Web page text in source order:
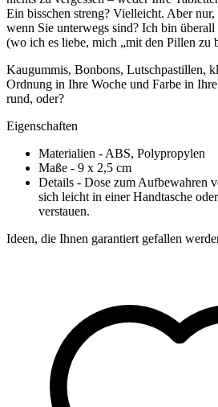
Ein bisschen streng? Vielleicht. Aber
wenn Sie unterwegs sind? Ich bin überall
(wo ich es liebe, mich „mit den Pillen zu
Kaugummis, Bonbons, Lutschpastillen,
Ordnung in Ihre Woche und Farbe in
rund, oder?
Eigenschaften
Materialien - ABS, Polypropylen
Maße - 9 x 2,5 cm
Details - Dose zum Aufbewahren
sich leicht in einer Handtasche
verstauen.
Ideen, die Ihnen garantiert gefallen